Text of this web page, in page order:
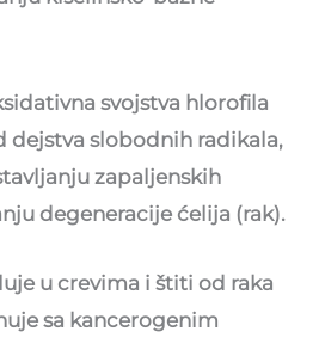
svojstva hlorofila
dejstva slobodnih radikala,
zapaljenskih
degeneracije ćelija (rak).
u crevima i štiti od raka
sa kancerogenim